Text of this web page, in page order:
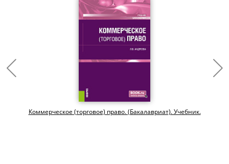
Коммерческое (торговое) право. (Бакалавриат). Учебник.